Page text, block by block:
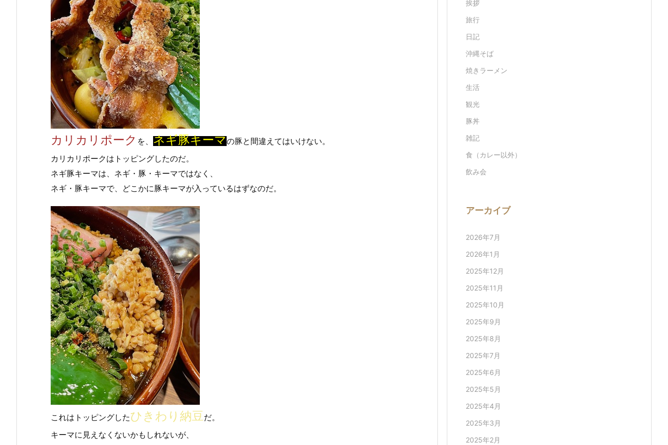
カリカリポーク を、 ネギ豚キーマの豚と間違えてはいけない。
カリカリポークはトッピングしたのだ。
ネギ豚キーマは、ネギ・豚・キーマではなく、
ネギ・豚キーマで、どこかに豚キーマが入っているはずなのだ。
これはトッピングしたひきわり納豆だ。
キーマに見えなくないかもしれないが、
挨拶
旅行
日記
沖縄そば
焼きラーメン
生活
観光
豚丼
雑記
食（カレー以外）
飲み会
アーカイブ
2026年7月
2026年1月
2025年12月
2025年11月
2025年10月
2025年9月
2025年8月
2025年7月
2025年6月
2025年5月
2025年4月
2025年3月
2025年2月